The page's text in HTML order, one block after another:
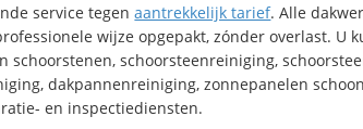
service tegenaantrekkelijk tarief. Alle
wijze opgepakt, zónder overlast. U
schoorstenen, schoorsteenreiniging,
dakpannenreiniging, zonnepanelen
en inspectiediensten.